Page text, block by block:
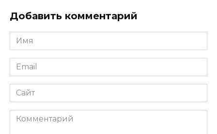
Добавить комментарий
Имя
*
Email
*
Сайт
Комментарий